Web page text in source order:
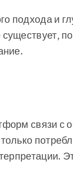
подхода и
связи с